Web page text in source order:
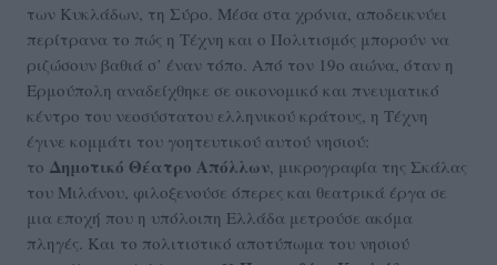
των Κυκλάδων, τη Σύρο. Μέσα στα χρόνια, αποδεικνύει
περίτρανα το πώς η Τέχνη και ο Πολιτισμός μπορούν να
ριζώσουν βαθιά σ’ έναν τόπο. Από τον 19ο αιώνα, όταν η
Ερμούπολη αναδείχθηκε σε οικονομικό και πνευματικό
κέντρο του νεοσύστατου ελληνικού κράτους, η Τέχνη
έγινε κομμάτι του γοητευτικού αυτού νησιού:
το Δημοτικό Θέατρο Απόλλων , μικρογραφία της Σκάλας
του Μιλάνου, φιλοξενούσε όπερες και θεατρικά έργα σε
μια εποχή που η υπόλοιπη Ελλάδα μετρούσε ακόμα
πληγές. Και το πολιτιστικό αποτύπωμα του νησιού